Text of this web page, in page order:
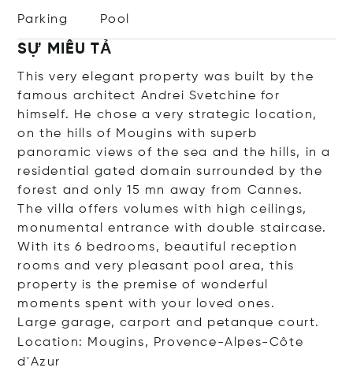
Parking Pool
SỰ MIÊU TẢ
This very elegant property was built by the
famous architect Andrei Svetchine for
himself. He chose a very strategic location,
on the hills of Mougins with superb
panoramic views of the sea and the hills, in a
residential gated domain surrounded by the
forest and only 15 mn away from Cannes.
The villa offers volumes with high ceilings,
monumental entrance with double staircase.
With its 6 bedrooms, beautiful reception
rooms and very pleasant pool area, this
property is the premise of wonderful
moments spent with your loved ones.
Large garage, carport and petanque court.
Location: Mougins, Provence-Alpes-Côte
d'Azur